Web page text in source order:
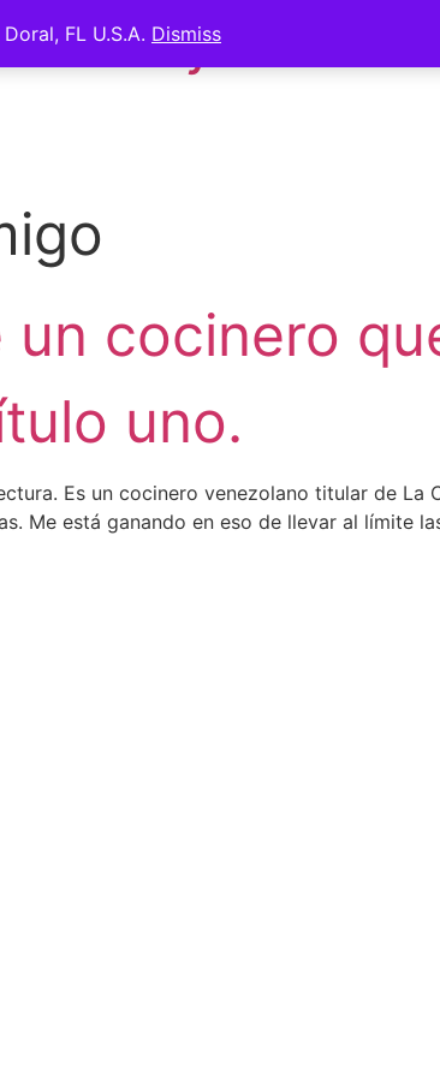
FL U.S.A. Dismiss
cocinero
uno.
Es un cocinero venezolano titular de La
Me está ganando en eso de llevar al límite